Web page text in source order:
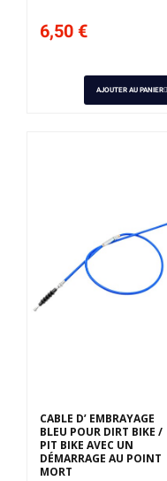
6,50 €
AJOUTER AU PANIER
CABLE D’ EMBRAYAGE
BLEU POUR DIRT BIKE /
PIT BIKE AVEC UN
DÉMARRAGE AU POINT
MORT